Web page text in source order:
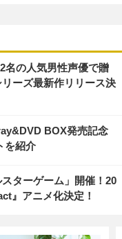
名の人気男性声優で贈
ーズ最新作リリース決
BOX発売記念
を紹介
ターゲーム」開催！20
』アニメ化決定！